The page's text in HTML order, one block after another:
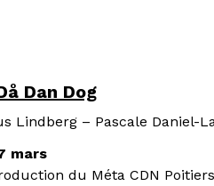
Dan Dog
Lindberg – Pascale Daniel-
mars
du Méta CDN